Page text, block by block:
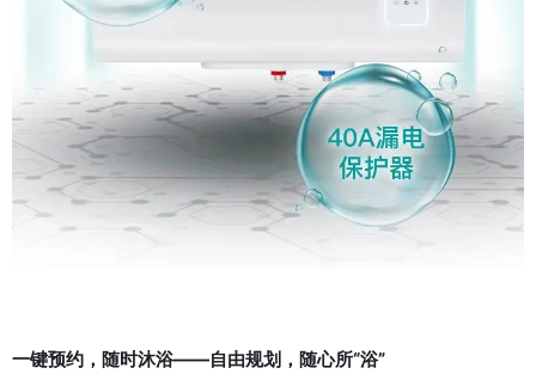
一键预约，随时沐浴——自由规划，随心所“浴”